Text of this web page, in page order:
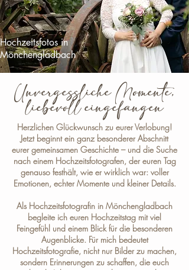
Hochzeitsfotos in
Mönchengladbach
Unvergessliche Momente,
liebevoll eingefangen
Herzlichen Glückwunsch zu eurer Verlobung!
Jetzt beginnt ein ganz besonderer Abschnitt
eurer gemeinsamen Geschichte – und die Suche
nach einem Hochzeitsfotografen, der euren Tag
genauso festhält, wie er wirklich war: voller
Emotionen, echter Momente und kleiner Details.
Als Hochzeitsfotografin in Mönchengladbach
begleite ich euren Hochzeitstag mit viel
Feingefühl und einem Blick für die besonderen
Augenblicke. Für mich bedeutet
Hochzeitsfotografie, nicht nur Bilder zu machen,
sondern Erinnerungen zu schaffen, die euch